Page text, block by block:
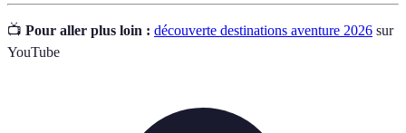
📺 Pour aller plus loin : découverte destinations aventure 2026 sur
YouTube